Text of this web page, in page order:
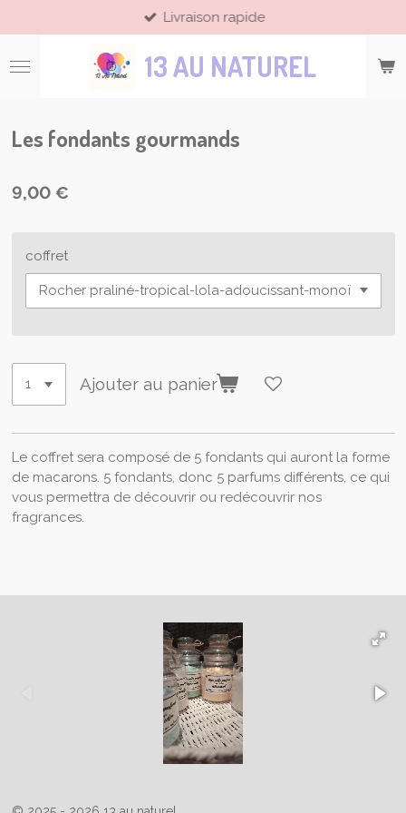
au
contenu
principal
13 AU NATUREL
Livraison rapide
Les fondants gourmands
9,00 €
coffret
Ajouter au panier
Le coffret sera composé de 5 fondants qui auront la forme
de macarons. 5 fondants, donc 5 parfums différents, ce qui
vous permettra de découvrir ou redécouvrir nos
fragrances.